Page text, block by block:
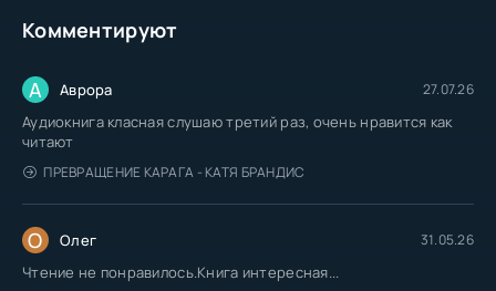
Комментируют
А Аврора 27.07.26
Аудиокнига класная слушаю третий раз, очень нравится как
читают
ПРЕВРАЩЕНИЕ КАРАГА - КАТЯ БРАНДИС
О Олег 31.05.26
Чтение не понравилось.Книга интересная...